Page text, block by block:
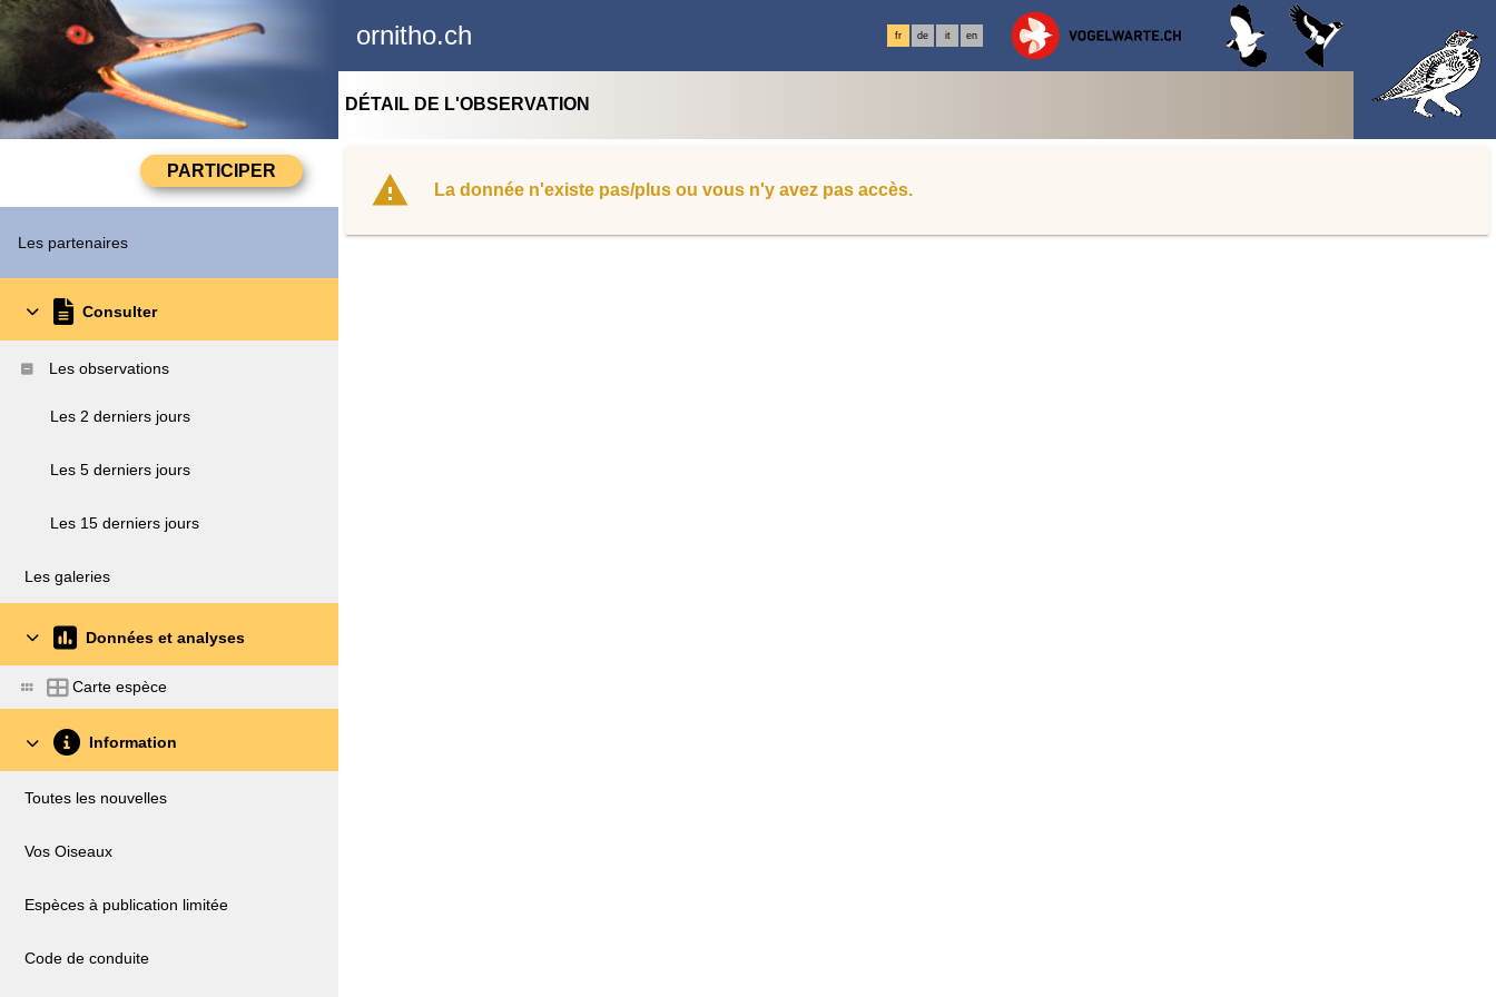
ornitho.ch fr de it en
Les partenaires
Consulter
Les observations
Les 2 derniers jours
Les 5 derniers jours
Les 15 derniers jours
Les galeries
Données et analyses
Carte espèce
Information
Toutes les nouvelles
Vos Oiseaux
Espèces à publication limitée
Code de conduite
DÉTAIL DE L'OBSERVATION
La donnée n'existe pas/plus ou vous n'y avez pas accès.